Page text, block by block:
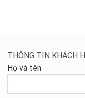
THÔNG TIN KHÁCH
Họ và tên